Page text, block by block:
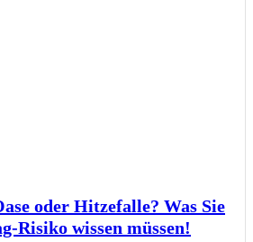
oder Hitzefalle? Was Sie
Risiko wissen müssen!